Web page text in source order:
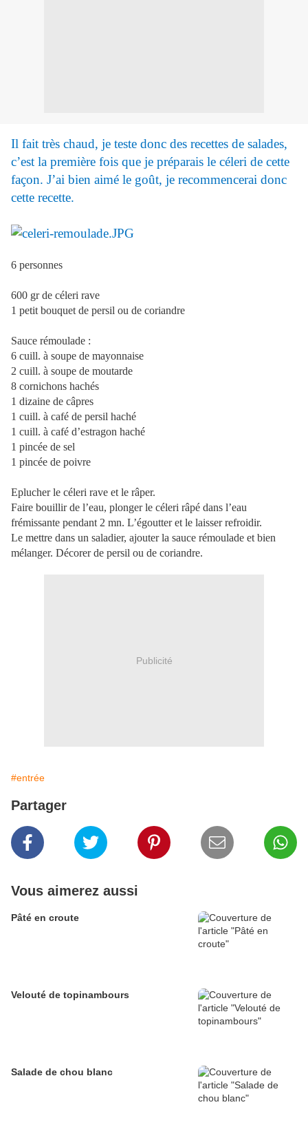
Il fait très chaud, je teste donc des recettes de salades,
c’est la première fois que je préparais le céleri de cette
façon. J’ai bien aimé le goût, je recommencerai donc
cette recette.
6 personnes
600 gr de céleri rave
1 petit bouquet de persil ou de coriandre
Sauce rémoulade :
6 cuill. à soupe de mayonnaise
2 cuill. à soupe de moutarde
8 cornichons hachés
1 dizaine de câpres
1 cuill. à café de persil haché
1 cuill. à café d’estragon haché
1 pincée de sel
1 pincée de poivre
Eplucher le céleri rave et le râper.
Faire bouillir de l’eau, plonger le céleri râpé dans l’eau
frémissante pendant 2 mn. L’égoutter et le laisser refroidir.
Le mettre dans un saladier, ajouter la sauce rémoulade et bien
mélanger. Décorer de persil ou de coriandre.
Publicité
#entrée
Partager
Vous aimerez aussi
Pâté en croute
Velouté de topinambours
Salade de chou blanc